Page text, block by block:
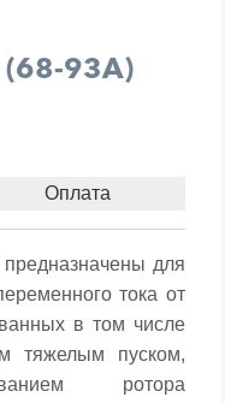
93А)
Оплата
предназначены для
тока от
в том числе
тяжелым пуском,
ротора